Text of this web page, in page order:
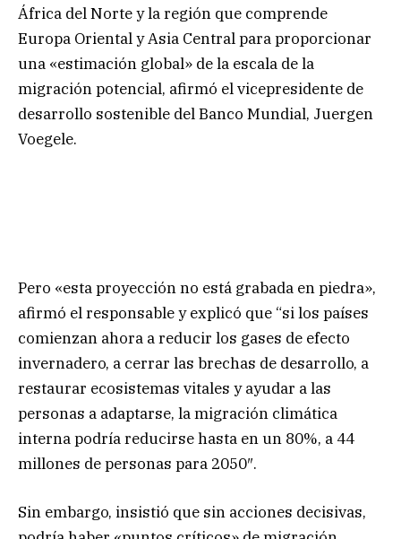
África del Norte y la región que comprende
Europa Oriental y Asia Central para proporcionar
una «estimación global» de la escala de la
migración potencial, afirmó el vicepresidente de
desarrollo sostenible del Banco Mundial, Juergen
Voegele.
Pero «esta proyección no está grabada en piedra»,
afirmó el responsable y explicó que “si los países
comienzan ahora a reducir los gases de efecto
invernadero, a cerrar las brechas de desarrollo, a
restaurar ecosistemas vitales y ayudar a las
personas a adaptarse, la migración climática
interna podría reducirse hasta en un 80%, a 44
millones de personas para 2050″.
Sin embargo, insistió que sin acciones decisivas,